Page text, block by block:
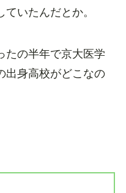
いたんだとか。
たの半年で京大医学
出身高校がどこなの